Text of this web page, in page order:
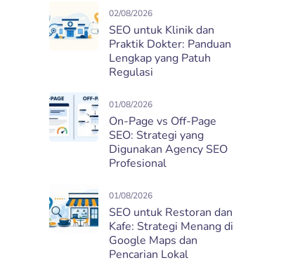
02/08/2026
SEO untuk Klinik dan
Praktik Dokter: Panduan
Lengkap yang Patuh
Regulasi
01/08/2026
On-Page vs Off-Page
SEO: Strategi yang
Digunakan Agency SEO
Profesional
01/08/2026
SEO untuk Restoran dan
Kafe: Strategi Menang di
Google Maps dan
Pencarian Lokal